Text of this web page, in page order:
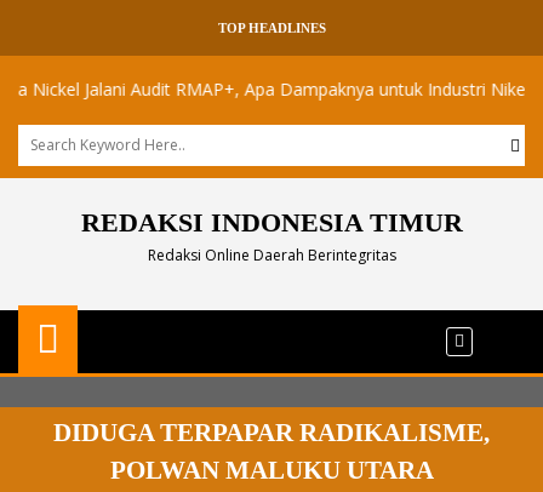
TOP HEADLINES
Jalani Audit RMAP+, Apa Dampaknya untuk Industri Nikel Maluku
REDAKSI INDONESIA TIMUR
Redaksi Online Daerah Berintegritas
DIDUGA TERPAPAR RADIKALISME,
POLWAN MALUKU UTARA